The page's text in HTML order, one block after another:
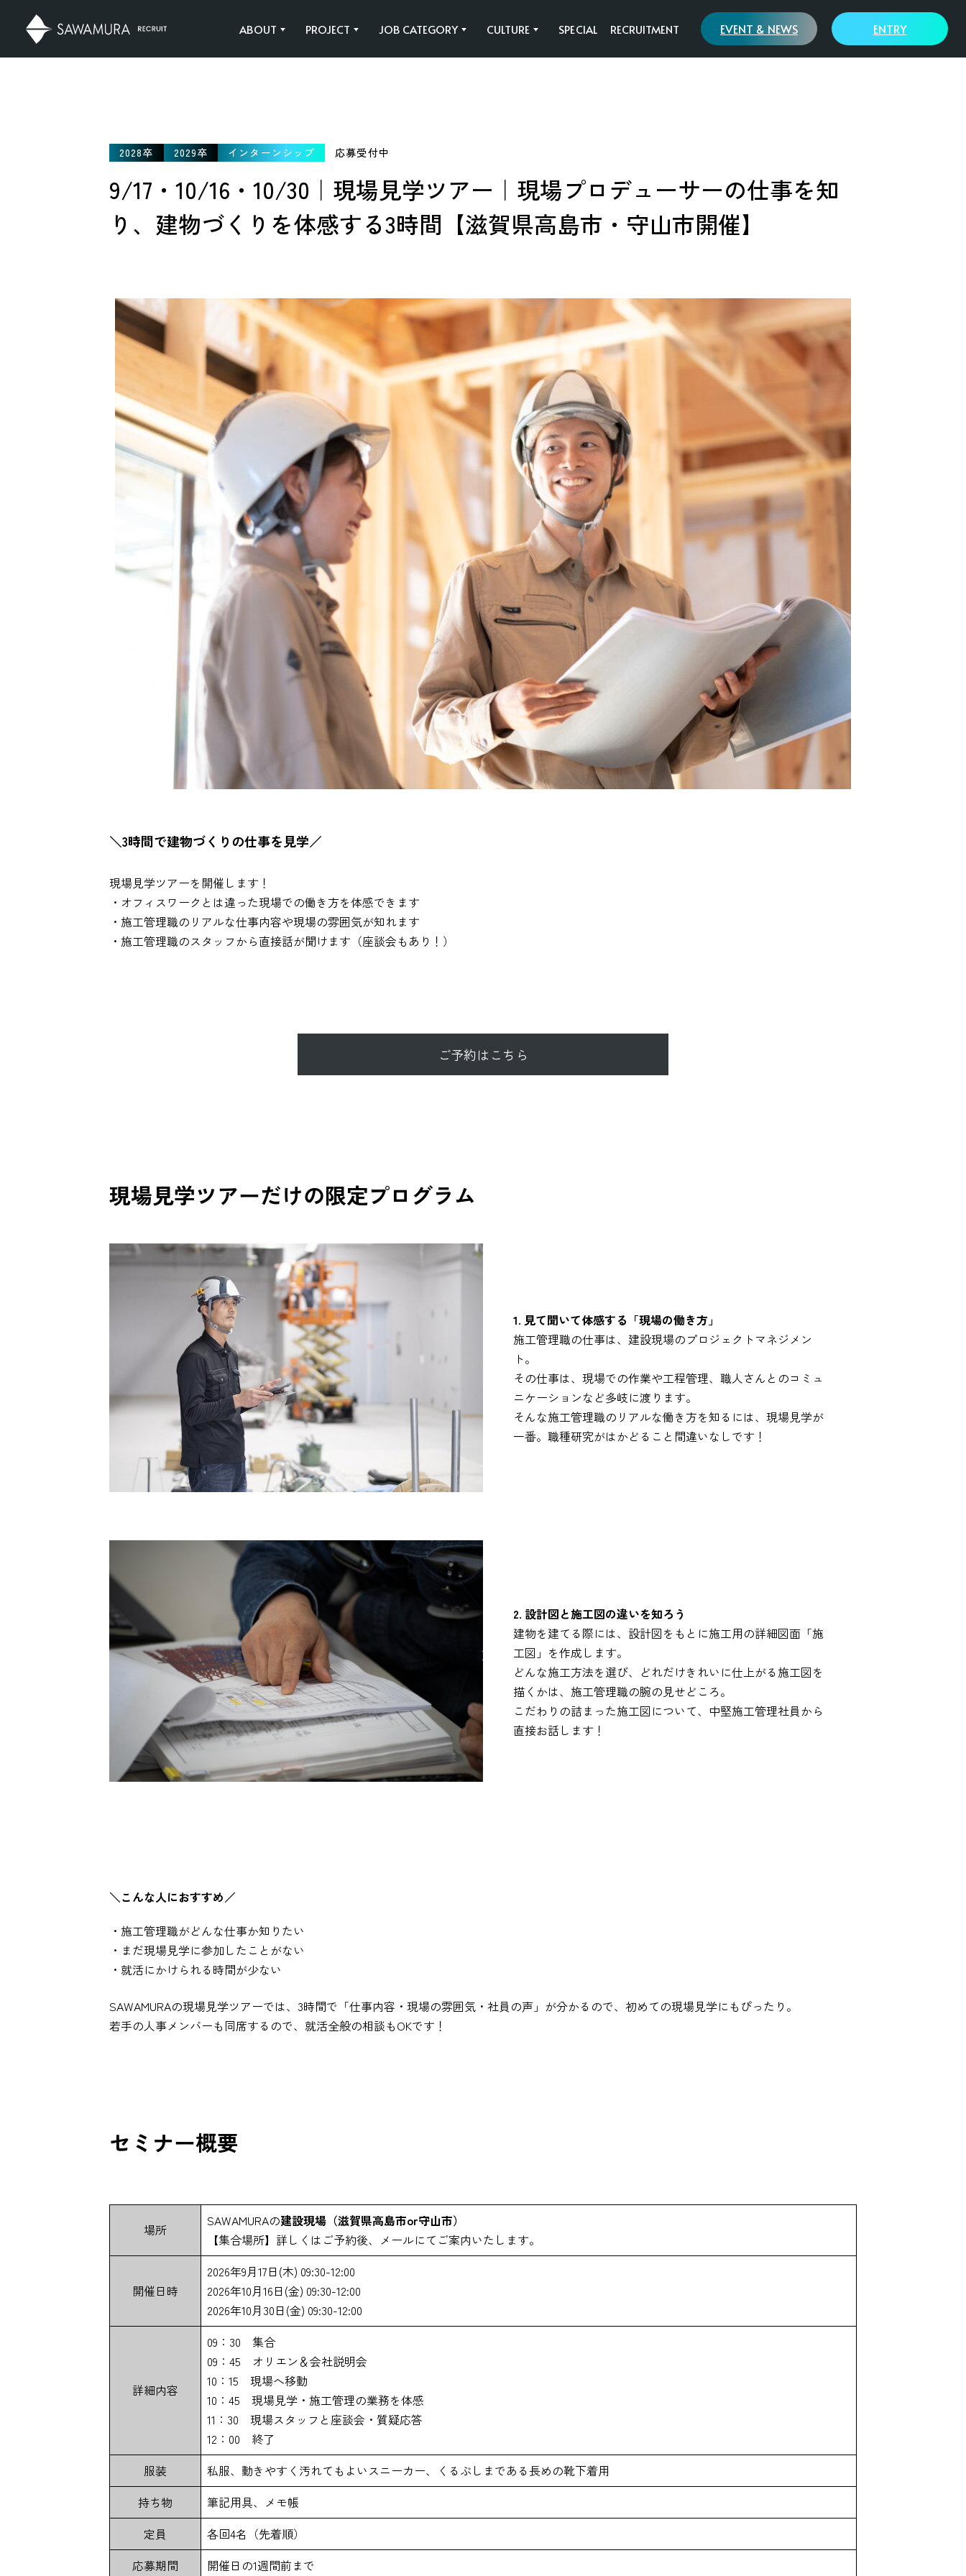
ABOUT PROJECT
SAWAMURAの実績
JOB CATEGORY
SAWAMURAの仕事
CULTURE SPECIAL RECRUITMENT EVENT & NEWS ENTRY
2028卒 2029卒 インターンシップ 応募受付中
9/17・10/16・10/30｜現場見学ツアー｜現場プロデューサーの仕事を知
り、建物づくりを体感する3時間【滋賀県高島市・守山市開催】
＼3時間で建物づくりの仕事を見学／
現場見学ツアーを開催します！
・オフィスワークとは違った現場での働き方を体感できます
・施工管理職のリアルな仕事内容や現場の雰囲気が知れます
・施工管理職のスタッフから直接話が聞けます（座談会もあり！）
ご予約はこちら
現場見学ツアーだけの限定プログラム
1. 見て聞いて体感する「現場の働き方」
施工管理職の仕事は、建設現場のプロジェクトマネジメン
ト。
その仕事は、現場での作業や工程管理、職人さんとのコミュ
ニケーションなど多岐に渡ります。
そんな施工管理職のリアルな働き方を知るには、現場見学が
一番。職種研究がはかどること間違いなしです！
2. 設計図と施工図の違いを知ろう
建物を建てる際には、設計図をもとに施工用の詳細図面「施
工図」を作成します。
どんな施工方法を選び、どれだけきれいに仕上がる施工図を
描くかは、施工管理職の腕の見せどころ。
こだわりの詰まった施工図について、中堅施工管理社員から
直接お話します！
＼こんな人におすすめ／
・施工管理職がどんな仕事か知りたい
・まだ現場見学に参加したことがない
・就活にかけられる時間が少ない
SAWAMURAの現場見学ツアーでは、3時間で「仕事内容・現場の雰囲気・社員の声」が分かるので、初めての現場見学にもぴったり。
若手の人事メンバーも同席するので、就活全般の相談もOKです！
セミナー概要
場所
SAWAMURAの建設現場（滋賀県高島市or守山市）
【集合場所】詳しくはご予約後、メールにてご案内いたします。
開催日時
2026年9月17日(木) 09:30-12:00
2026年10月16日(金) 09:30-12:00
2026年10月30日(金) 09:30-12:00
詳細内容
09：30 集合
09：45 オリエン＆会社説明会
10：15 現場へ移動
10：45 現場見学・施工管理の業務を体感
11：30 現場スタッフと座談会・質疑応答
12：00 終了
服装
私服、動きやすく汚れてもよいスニーカー、くるぶしまである長めの靴下着用
持ち物
筆記用具、メモ帳
定員
各回4名（先着順）
応募期間
開催日の1週間前まで